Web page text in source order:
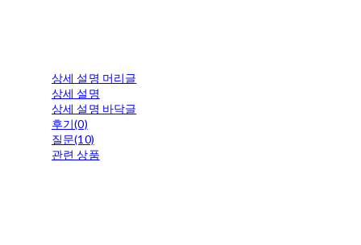
상세 설명 머리글
상세 설명
상세 설명 바닥글
후기(0)
질문(10)
관련 상품